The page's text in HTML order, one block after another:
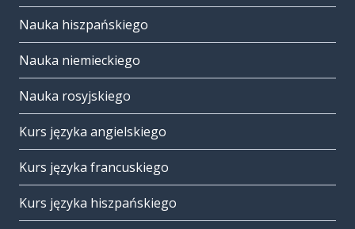
Nauka hiszpańskiego
Nauka niemieckiego
Nauka rosyjskiego
Kurs języka angielskiego
Kurs języka francuskiego
Kurs języka hiszpańskiego